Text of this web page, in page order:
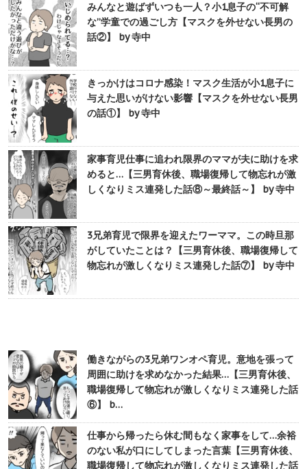
みんなと遊ばずいつも一人？小1息子の“不可解
な”学童での過ごし方【マスクを外せない長男の
話②】 by 寺中
きっかけはコロナ感染！マスク生活が小1息子に
与えた思いがけない影響【マスクを外せない長男
の話①】 by 寺中
家事育児仕事に追われ限界のママが夫に助けを求
めると…【三男育休後、職場復帰して物忘れが激
しくなりミス連発した話⑧～最終話～】 by 寺中
3兄弟育児で限界を迎えたワーママ。この時旦那
がしていたことは？【三男育休後、職場復帰して
物忘れが激しくなりミス連発した話⑦】 by 寺中
働きながらの3兄弟ワンオペ育児。意地を張って
周囲に助けを求めなかった結果…【三男育休後、
職場復帰して物忘れが激しくなりミス連発した話
⑥】 b…
仕事から帰ったら休む間もなく家事をして…余裕
のない私が口にしてしまった言葉【三男育休後、
職場復帰して物忘れが激しくなりミス連発した話